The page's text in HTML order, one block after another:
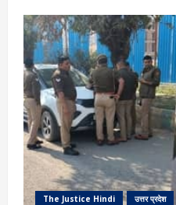
में
आवारा
कुत्तों
के
लिए
1400
डॉग
फीडिंग
पॉइंट्स,
2.5
करोड़
की
योजना
से
खत्म
होगा
विवाद
The Justice Hindi उत्तर प्रदेश